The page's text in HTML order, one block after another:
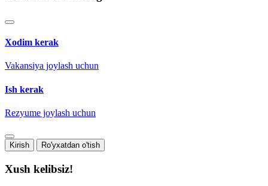
Xodim kerak
Vakansiya joylash uchun
Ish kerak
Rezyume joylash uchun
Kirish Ro'yxatdan o'tish
Xush kelibsiz!